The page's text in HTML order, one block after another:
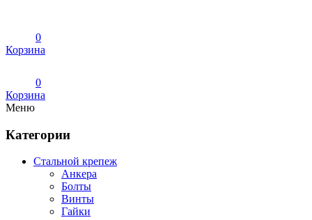
0
Корзина
0
Корзина
Меню
Категории
Стальной крепеж
Анкера
Болты
Винты
Гайки